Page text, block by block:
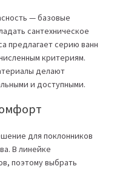
— базовые
сантехническое
предлагает серию ванн
критериям.
делают
и доступными.
для поклонников
В линейке
поэтому выбрать